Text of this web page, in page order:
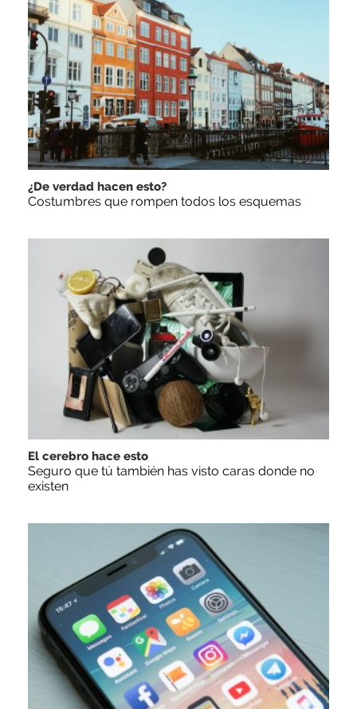
¿De verdad hacen esto?
Costumbres que rompen todos los esquemas
El cerebro hace esto
Seguro que tú también has visto caras donde no
existen